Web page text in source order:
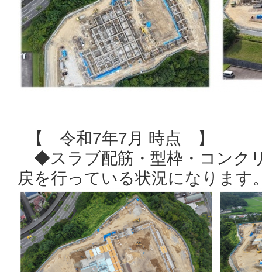
【 令和7年7月 時点 】
◆スラブ配筋・型枠・コンク
戻を行っている状況になります